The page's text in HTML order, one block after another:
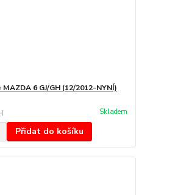
6 GJ/GH (12/2012-NYNÍ)
Skladem
Přidat do košíku